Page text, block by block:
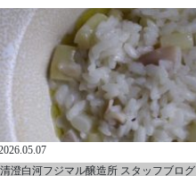
清澄白河フジマル醸造所 スタッフブログ